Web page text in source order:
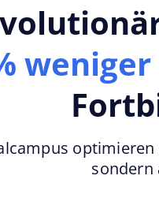
sondern